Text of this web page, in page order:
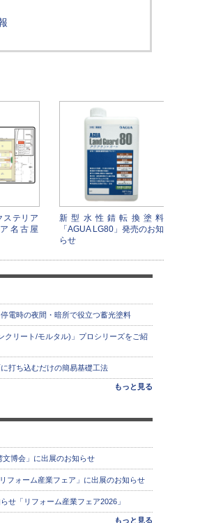
ステリア
名古屋
新型水性錆転換塗料
「AGUA LG80」発売のお知
らせ
電時の夜間・暗所で役立つ蓄光塗料
クリート/モルタル)」プロシリーズをご紹
に打ち込むだけの簡易基礎工法
もっと見る
文博会」に出展のお知らせ
フォーム産業フェア」に出展のお知らせ
せ「リフォーム産業フェア2026」
もっと見る